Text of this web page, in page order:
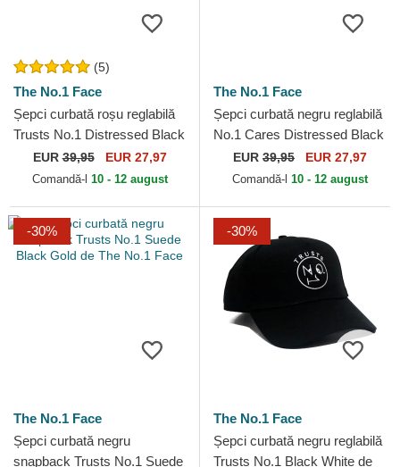
(5)
The No.1 Face
Șepci curbată roșu reglabilă
Trusts No.1 Distressed Black
White de The No.1 Face
EUR39,95 EUR 27,97
Comandă-l 10 - 12 august
The No.1 Face
Șepci curbată negru reglabilă
No.1 Cares Distressed Black
Gold de The No.1 Face
EUR 39,95 EUR 27,97
Comandă-l 10 - 12 august
-30%
The No.1 Face
Șepci curbată negru
snapback Trusts No.1 Suede
-30%
The No.1 Face
Șepci curbată negru reglabilă
Trusts No.1 Black White de